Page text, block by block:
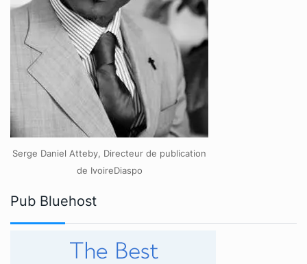
Serge Daniel Atteby, Directeur de publication
de IvoireDiaspo
Pub Bluehost